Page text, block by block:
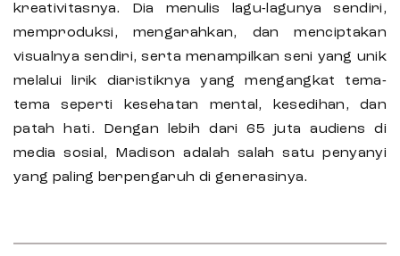
kreativitasnya. Dia menulis lagu-lagunya sendiri,
memproduksi, mengarahkan, dan menciptakan
visualnya sendiri, serta menampilkan seni yang unik
melalui lirik diaristiknya yang mengangkat tema-
tema seperti kesehatan mental, kesedihan, dan
patah hati. Dengan lebih dari 65 juta audiens di
media sosial, Madison adalah salah satu penyanyi
yang paling berpengaruh di generasinya.